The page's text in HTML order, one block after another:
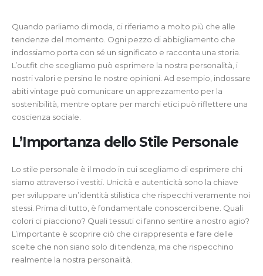
Quando parliamo di moda, ci riferiamo a molto più che alle
tendenze del momento. Ogni pezzo di abbigliamento che
indossiamo porta con sé un significato e racconta una storia.
L’outfit che scegliamo può esprimere la nostra personalità, i
nostri valori e persino le nostre opinioni. Ad esempio, indossare
abiti vintage può comunicare un apprezzamento per la
sostenibilità, mentre optare per marchi etici può riflettere una
coscienza sociale.
L’Importanza dello Stile Personale
Lo stile personale è il modo in cui scegliamo di esprimere chi
siamo attraverso i vestiti. Unicità e autenticità sono la chiave
per sviluppare un’identità stilistica che rispecchi veramente noi
stessi. Prima di tutto, è fondamentale conoscerci bene. Quali
colori ci piacciono? Quali tessuti ci fanno sentire a nostro agio?
L’importante è scoprire ciò che ci rappresenta e fare delle
scelte che non siano solo di tendenza, ma che rispecchino
realmente la nostra personalità.